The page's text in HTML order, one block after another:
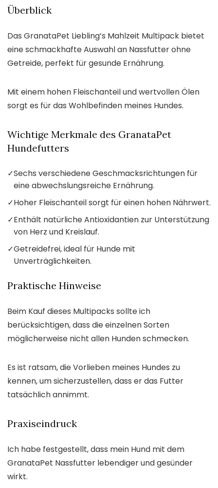
Überblick
Das GranataPet Liebling’s Mahlzeit Multipack bietet
eine schmackhafte Auswahl an Nassfutter ohne
Getreide, perfekt für gesunde Ernährung.
Mit einem hohen Fleischanteil und wertvollen Ölen
sorgt es für das Wohlbefinden meines Hundes.
Wichtige Merkmale des GranataPet
Hundefutters
✓Sechs verschiedene Geschmacksrichtungen für
eine abwechslungsreiche Ernährung.
✓Hoher Fleischanteil sorgt für einen hohen Nährwert.
✓Enthält natürliche Antioxidantien zur Unterstützung
von Herz und Kreislauf.
✓Getreidefrei, ideal für Hunde mit
Unverträglichkeiten.
Praktische Hinweise
Beim Kauf dieses Multipacks sollte ich
berücksichtigen, dass die einzelnen Sorten
möglicherweise nicht allen Hunden schmecken.
Es ist ratsam, die Vorlieben meines Hundes zu
kennen, um sicherzustellen, dass er das Futter
tatsächlich annimmt.
Praxiseindruck
Ich habe festgestellt, dass mein Hund mit dem
GranataPet Nassfutter lebendiger und gesünder
wirkt.